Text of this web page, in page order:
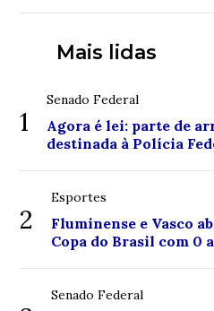
Mais lidas
1
Senado Federal
Agora é lei: parte de
destinada à Polícia
2
Esportes
Fluminense e Vasco
Copa do Brasil com 0
Senado Federal